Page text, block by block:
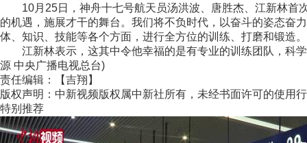
10月25日，神舟十七号航天员汤洪波、唐胜杰、江新林首次
的机遇，施展才干的舞台。我们将不负时代，以奋斗的姿态奋
体、知识、技能等各个方面，进行全方位的训练、打磨和锻造。
江新林表示，这其中令他幸福的是有专业的训练团队，科学
源 中央广播电视总台)
责任编辑：【吉翔】
版权声明：中新视频版权属中新社所有，未经书面许可的使用
特别推荐